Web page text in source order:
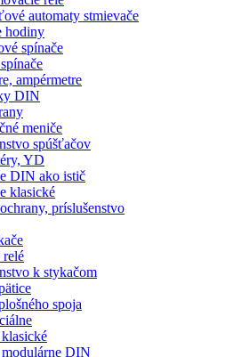
automaty stmievače
hodiny
spínače
ampérmetre
DIN
meniče
spúšťačov
YD
DIN ako istič
klasické
príslušenstvo
relé
k stykačom
spoja
modulárne DIN